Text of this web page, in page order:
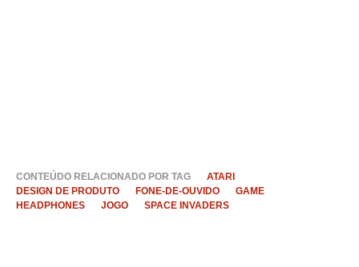
CONTEÚDO RELACIONADO POR TAG
ATARI
DESIGN DE PRODUTO
FONE-DE-OUVIDO
GAME
HEADPHONES
JOGO SPACE INVADERS